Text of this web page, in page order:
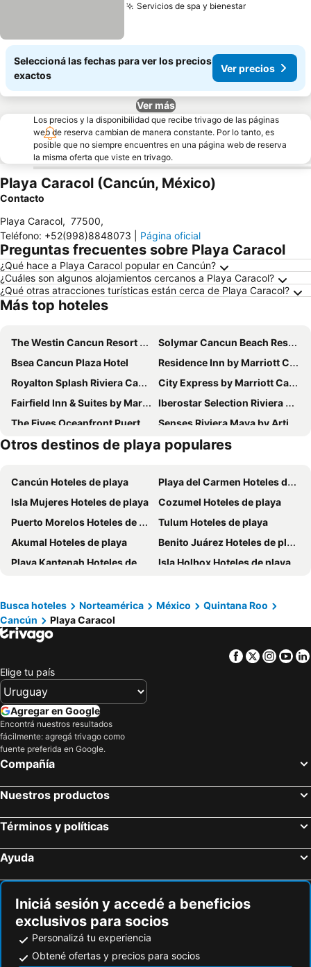
Servicios de spa y bienestarVer precios
Seleccioná las fechas para ver los precios
exactos
Ver precios
Ver más
Los precios y la disponibilidad que recibe trivago de las páginas
web de reserva cambian de manera constante. Por lo tanto, es
posible que no siempre encuentres en una página web de reserva
la misma oferta que viste en trivago.
Playa Caracol (Cancún, México)
Contacto
Playa Caracol, 77500,
Teléfono: +52(998)8848073 Página oficial
Preguntas frecuentes sobre Playa Caracol
¿Qué hace a Playa Caracol popular en Cancún?
¿Cuáles son algunos alojamientos cercanos a Playa Caracol?
¿Qué otras atracciones turísticas están cerca de Playa Caracol?
Más top hoteles
The Westin Cancun Resort Villas & Spa
Solymar Cancun Beach Resort
Bsea Cancun Plaza Hotel
Residence Inn by Marriott Cancun Hotel Zone
Royalton Splash Riviera Cancun, An Autograph Collection All-Inclusive Resort
City Express by Marriott Cancun Aeropuerto
Fairfield Inn & Suites by Marriott Cancun Airport
Iberostar Selection Riviera Cancún
The Fives Oceanfront Puerto Morelos, Riviera Maya - All Inclusive Optional
Senses Riviera Maya by Artisan
Hilton Garden Inn Cancun Airport
Avani Cancun Airport
Comfort Inn Cancún
Solymar Condo Beach Resort by Casago
Corales Suites
El Dorado Royale
Courtyard by Marriott Cancun Airport
Villa Palmeras
LOL-HA Hotel Boutique
Airport Sleepy Inn
Otros destinos de playa populares
Cancún Hoteles de playa
Playa del Carmen Hoteles de playa
Isla Mujeres Hoteles de playa
Cozumel Hoteles de playa
Puerto Morelos Hoteles de playa
Tulum Hoteles de playa
Akumal Hoteles de playa
Benito Juárez Hoteles de playa
Playa Kantenah Hoteles de playa
Isla Holbox Hoteles de playa
Xcaret Hoteles de playa
Busca hoteles Norteamérica México
Quintana Roo
Cancún
Playa Caracol
Facebook
Twitter
Elige tu país
Agregar en Google
Encontrá nuestros resultados
fácilmente: agregá trivago como
fuente preferida en Google.
Compañía
Nuestros productos
Términos y políticas
Ayuda
Iniciá sesión y accedé a beneficios
exclusivos para socios
Personalizá tu experiencia
Obtené ofertas y precios para socios